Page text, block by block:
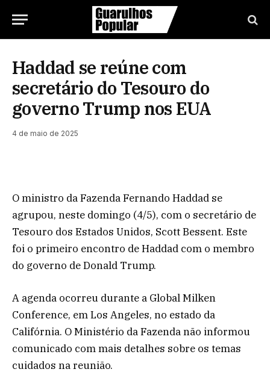
Haddad se reúne com
secretário do Tesouro do
governo Trump nos EUA
4 de maio de 2025
O ministro da Fazenda Fernando Haddad se
agrupou, neste domingo (4/5), com o secretário de
Tesouro dos Estados Unidos, Scott Bessent. Este
foi o primeiro encontro de Haddad com o membro
do governo de Donald Trump.
A agenda ocorreu durante a Global Milken
Conference, em Los Angeles, no estado da
Califórnia. O Ministério da Fazenda não informou
comunicado com mais detalhes sobre os temas
cuidados na reunião.